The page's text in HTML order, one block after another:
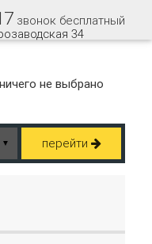
звонок бесплатный
34
ничего не выбрано
▼ перейти